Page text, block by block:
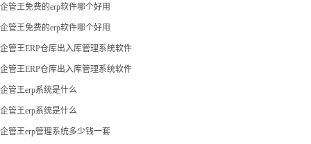
企管王免费的erp软件哪个好用
企管王免费的erp软件哪个好用
企管王ERP仓库出入库管理系统软件
企管王ERP仓库出入库管理系统软件
企管王erp系统是什么
企管王erp系统是什么
企管王erp管理系统多少钱一套